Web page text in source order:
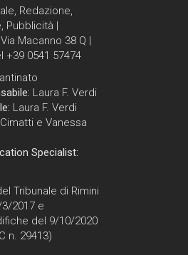
Redazione,
Pubblicità |
Macanno 38 Q |
+39 0541 57474
Laura F. Verdi
Laura F. Verdi
e Vanessa
Specialist:
Tribunale di Rimini
2017 e
del 9/10/2020
n. 29413)